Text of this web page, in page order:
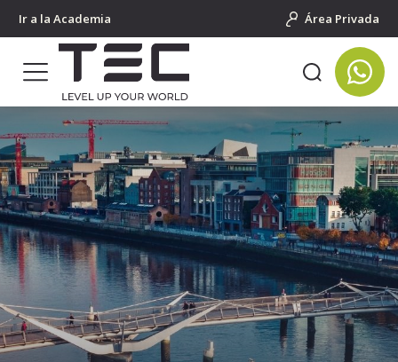
Ir a la Academia Área Privada
Portada
Cursos de idiomas para jóvenes
Salidas Individuales al Extranjero
Irlanda